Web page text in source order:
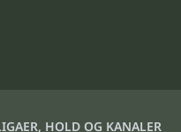
HOLD OG KANALER